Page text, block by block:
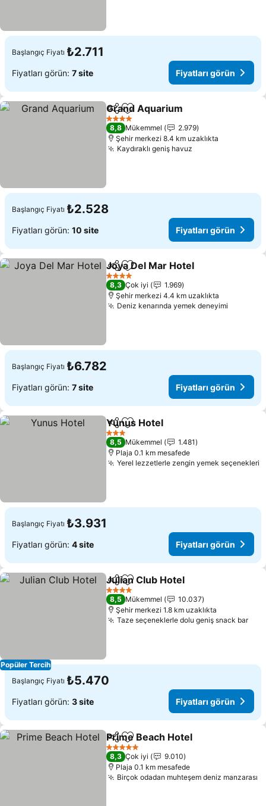
Başlangıç Fiyatı ₺2.711
Fiyatları görün: 7 site Fiyatları görün
PaylaşFavorilerime ekle
Grand Aquarium
4 Yıldız
8,8 Mükemmel
2.979
Şehir merkezi 8.4 km uzaklıkta
Kaydıraklı geniş havuz
Başlangıç Fiyatı ₺2.528
Fiyatları görün: 10 site Fiyatları görün
PaylaşFavorilerime ekle
Joya Del Mar Hotel
4 Yıldız
8,3 Çok iyi
1.969
Şehir merkezi 4.4 km uzaklıkta
Deniz kenarında yemek deneyimi
Başlangıç Fiyatı ₺6.782
Fiyatları görün: 7 site Fiyatları görün
PaylaşFavorilerime ekle
Yunus Hotel
3 Yıldız
8,5 Mükemmel
1.481
Plaja 0.1 km mesafede
Yerel lezzetlerle zengin yemek seçenekleri
Başlangıç Fiyatı ₺3.931
Fiyatları görün: 4 site Fiyatları görün
Popüler Tercih
PaylaşFavorilerime ekle
Julian Club Hotel
4 Yıldız
8,5 Mükemmel
10.037
Şehir merkezi 1.8 km uzaklıkta
Taze seçeneklerle dolu geniş snack bar
Başlangıç Fiyatı ₺5.470
Fiyatları görün: 3 site Fiyatları görün
PaylaşFavorilerime ekle
Prime Beach Hotel
5 Yıldız
8,3 Çok iyi
9.010
Plaja 0.1 km mesafede
Birçok odadan muhteşem deniz manzarası